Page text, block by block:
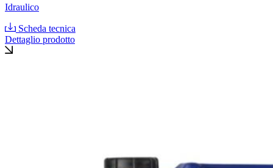
Idraulico
Scheda tecnica
Dettaglio prodotto